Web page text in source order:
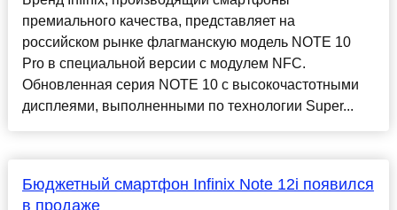
премиального качества, представляет на
российском рынке флагманскую модель NOTE 10
Pro в специальной версии с модулем NFC.
Обновленная серия NOTE 10 с высокочастотными
дисплеями, выполненными по технологии Super...
Бюджетный смартфон Infinix Note 12i появился
в продаже